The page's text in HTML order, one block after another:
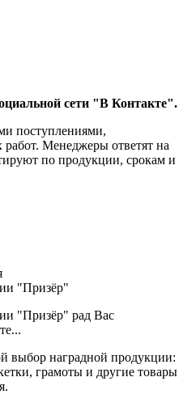
сети "В Контакте".
поступлениями,
Менеджеры ответят на
по продукции, срокам и
"Призёр"
"Призёр" рад Вас
выбор наградной продукции:
грамоты и другие товары